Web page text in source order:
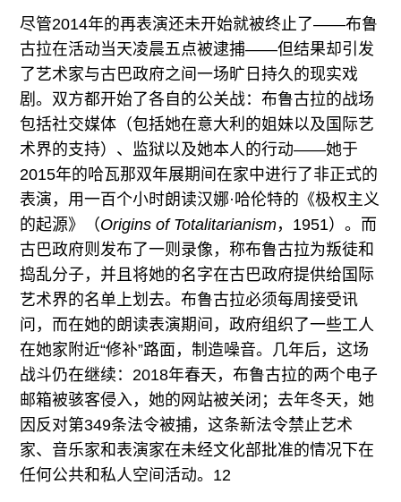
尽管2014年的再表演还未开始就被终止了——布鲁
古拉在活动当天凌晨五点被逮捕——但结果却引发
了艺术家与古巴政府之间一场旷日持久的现实戏
剧。双方都开始了各自的公关战：布鲁古拉的战场
包括社交媒体（包括她在意大利的姐妹以及国际艺
术界的支持）、监狱以及她本人的行动——她于
2015年的哈瓦那双年展期间在家中进行了非正式的
表演，用一百个小时朗读汉娜·哈伦特的《极权主义
的起源》（Origins of Totalitarianism，1951）。而
古巴政府则发布了一则录像，称布鲁古拉为叛徒和
捣乱分子，并且将她的名字在古巴政府提供给国际
艺术界的名单上划去。布鲁古拉必须每周接受讯
问，而在她的朗读表演期间，政府组织了一些工人
在她家附近“修补”路面，制造噪音。几年后，这场
战斗仍在继续：2018年春天，布鲁古拉的两个电子
邮箱被骇客侵入，她的网站被关闭；去年冬天，她
因反对第349条法令被捕，这条新法令禁止艺术
家、音乐家和表演家在未经文化部批准的情况下在
任何公共和私人空间活动。12